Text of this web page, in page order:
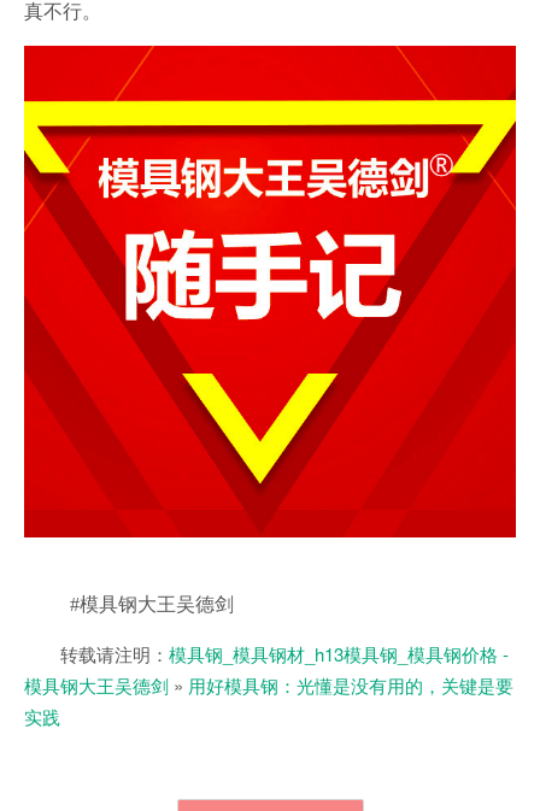
真不行。
#模具钢大王吴德剑
转载请注明： 模具钢_模具钢材_h13模具钢_模具钢价格 -
模具钢大王吴德剑 » 用好模具钢：光懂是没有用的，关键是要
实践